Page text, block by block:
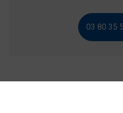
03 80 35